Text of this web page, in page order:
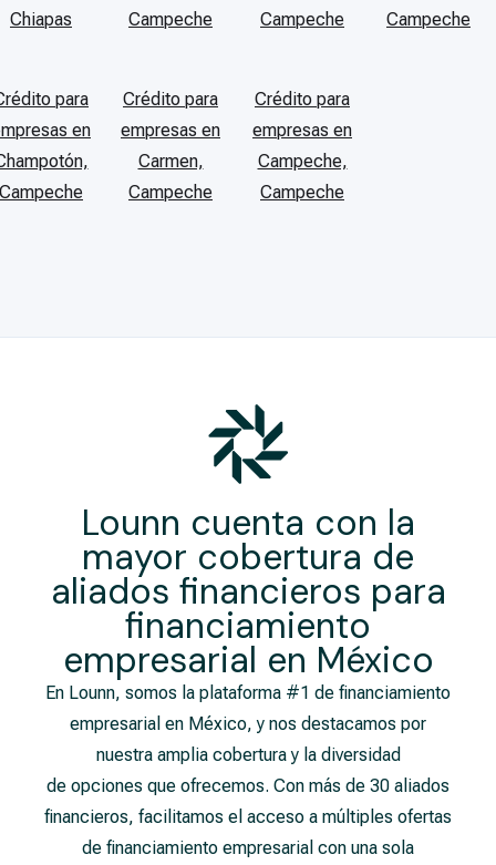
Chiapas
Campeche
Campeche
Campeche
para
en
Campeche
Crédito para
empresas en
Carmen,
Campeche
Crédito para
empresas en
Campeche,
Campeche
Lounn cuenta con la
mayor cobertura de
aliados financieros para
financiamiento
empresarial​ en México
En Lounn, somos la plataforma #1 de financiamiento
empresarial en México, y nos destacamos por
nuestra amplia cobertura y la diversidad
de opciones que ofrecemos. Con más de 30 aliados
financieros, facilitamos el acceso a múltiples ofertas
de financiamiento empresarial con una sola